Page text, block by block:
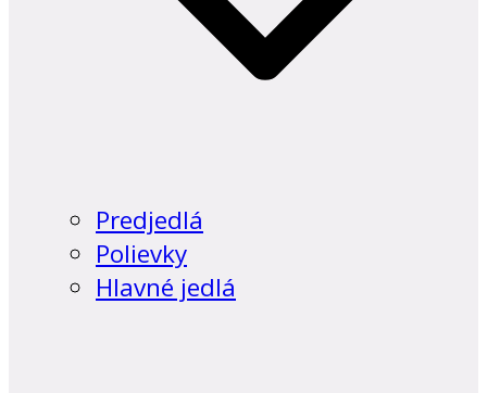
Predjedlá
Polievky
Hlavné jedlá